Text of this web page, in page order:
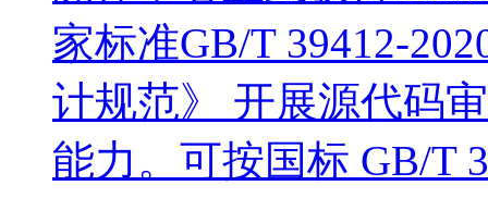
家标准GB/T 39412-
计规范》 开展源代码
能力。可按国标 GB/T